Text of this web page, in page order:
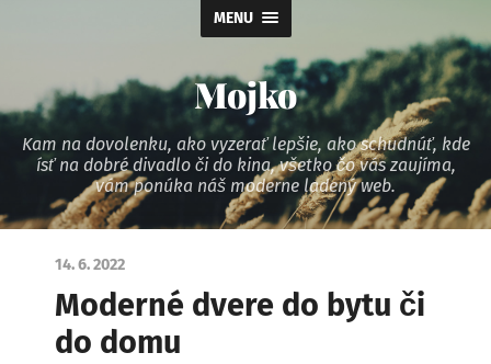
MENU
Mojko
Kam na dovolenku, ako vyzerať lepšie, ako schudnúť, kde
ísť na dobré divadlo či do kina, všetko čo vás zaujíma,
vám ponúka náš moderne ladený web.
14. 6. 2022
Moderné dvere do bytu či
do domu